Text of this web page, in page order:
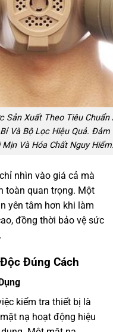
Xuất Theo Tiêu Chuẩn
Và Bộ Lọc Hiệu Quả.
Và Hóa Chất Nguy
nhìn vào giá cả mà
toàn quan trọng. Một
yên tâm hơn khi làm
đồng thời bảo vệ sức
Đúng Cách
kiểm tra thiết bị là
nạ hoạt động hiệu